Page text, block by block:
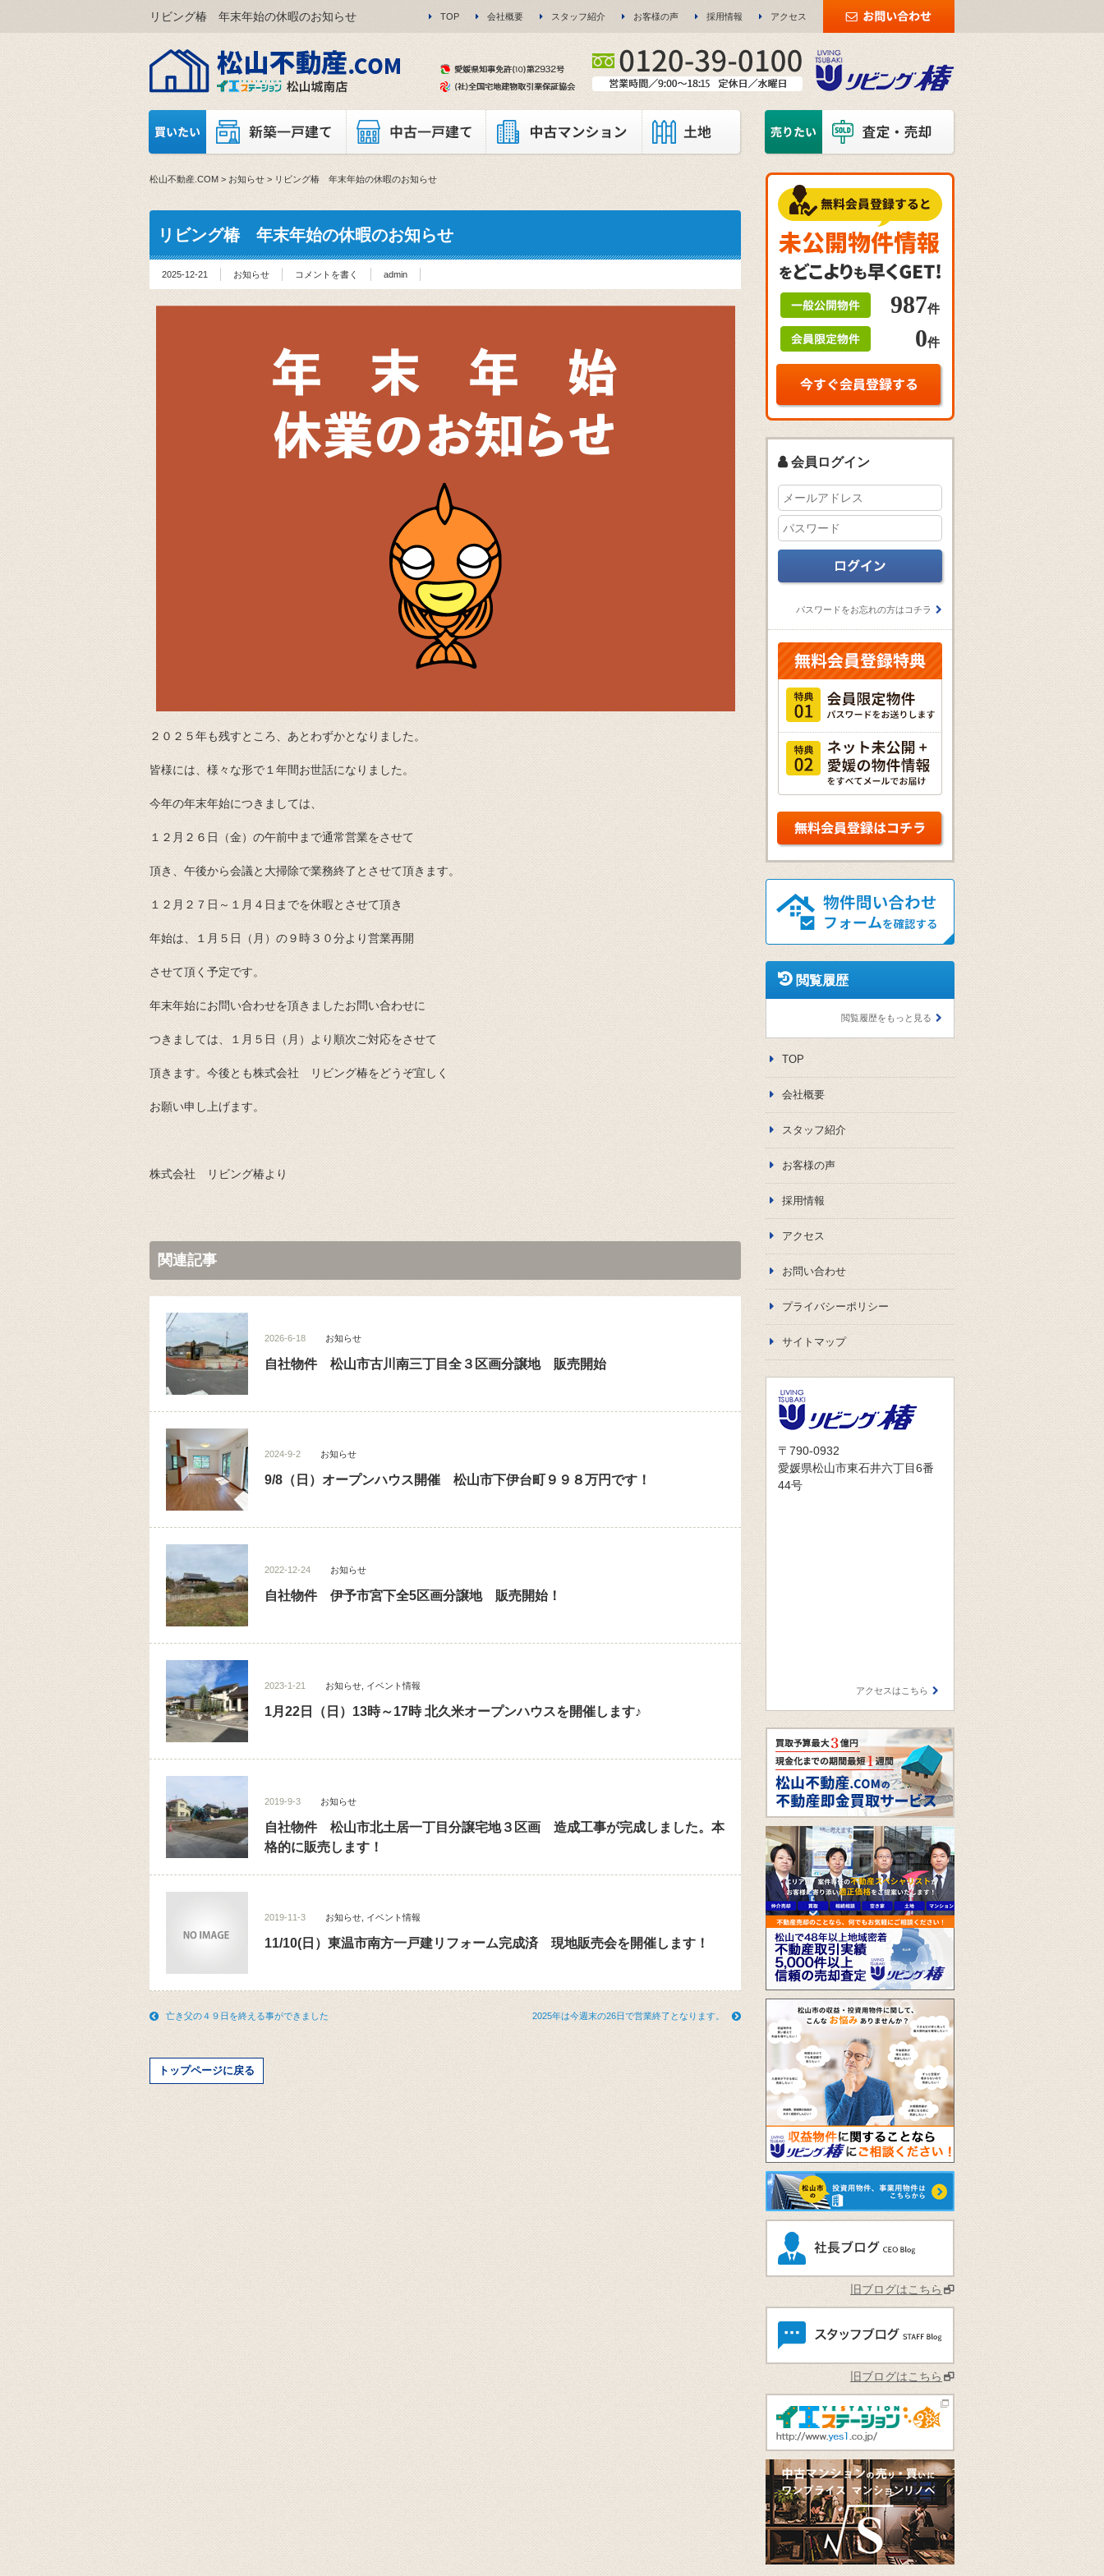
リビング椿 年末年始の休暇のお知らせ TOP 会社概要 スタッフ紹介 お客様の声 採用情報 アクセス
松山不動産.COM > お知らせ > リビング椿 年末年始の休暇のお知らせ
リビング椿 年末年始の休暇のお知らせ
2025-12-21 お知らせ コメントを書く admin
２０２５年も残すところ、あとわずかとなりました。
皆様には、様々な形で１年間お世話になりました。
今年の年末年始につきましては、
１２月２６日（金）の午前中まで通常営業をさせて
頂き、午後から会議と大掃除で業務終了とさせて頂きます。
１２月２７日～１月４日までを休暇とさせて頂き
年始は、１月５日（月）の９時３０分より営業再開
させて頂く予定です。
年末年始にお問い合わせを頂きましたお問い合わせに
つきましては、１月５日（月）より順次ご対応をさせて
頂きます。今後とも株式会社 リビング椿をどうぞ宜しく
お願い申し上げます。
株式会社 リビング椿より
関連記事
2026-6-18 お知らせ
自社物件 松山市古川南三丁目全３区画分譲地 販売開始
2024-9-2 お知らせ
9/8（日）オープンハウス開催 松山市下伊台町９９８万円です！
2022-12-24 お知らせ
自社物件 伊予市宮下全5区画分譲地 販売開始！
2023-1-21 お知らせ イベント情報
1月22日（日）13時～17時 北久米オープンハウスを開催します♪
2019-9-3 お知らせ
自社物件 松山市北土居一丁目分譲宅地３区画 造成工事が完成しました。本
格的に販売します！
2019-11-3 お知らせ イベント情報
11/10(日）東温市南方一戸建リフォーム完成済 現地販売会を開催します！
亡き父の４９日を終える事ができました 2025年は今週末の26日で営業終了となります。
トップページに戻る
987件
0件
会員ログイン
パスワードをお忘れの方はコチラ
閲覧履歴
閲覧履歴をもっと見る
TOP
会社概要
スタッフ紹介
お客様の声
採用情報
アクセス
お問い合わせ
プライバシーポリシー
サイトマップ
〒790-0932
愛媛県松山市東石井六丁目6番
44号
アクセスはこちら
旧ブログはこちら
旧ブログはこちら